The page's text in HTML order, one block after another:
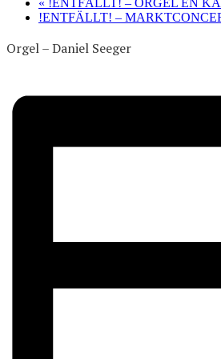
!ENTFÄLLT! –
Orgel – Daniel Seeger